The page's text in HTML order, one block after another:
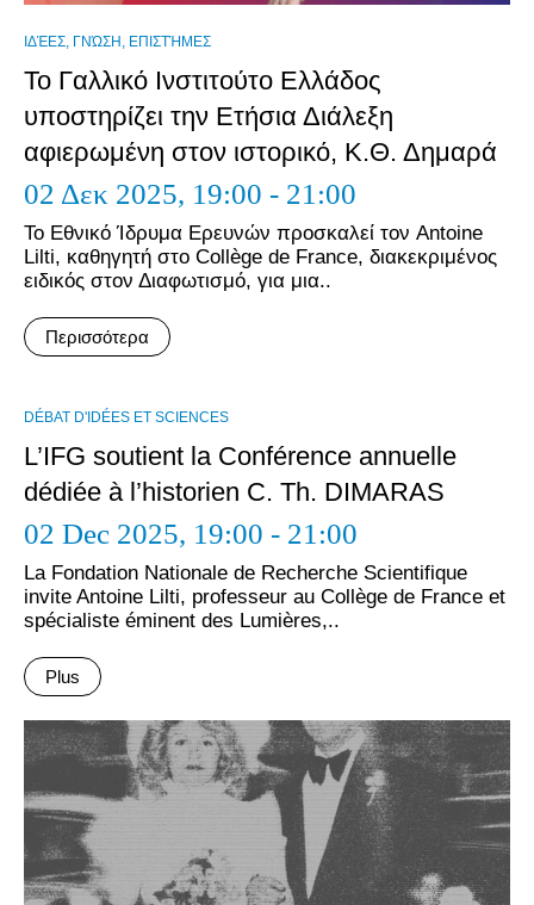
ΙΔΈΕΣ, ΓΝΏΣΗ, ΕΠΙΣΤΉΜΕΣ
Το Γαλλικό Ινστιτούτο Ελλάδος
υποστηρίζει την Ετήσια Διάλεξη
αφιερωμένη στον ιστορικό, Κ.Θ. Δημαρά
02 Δεκ 2025, 19:00 - 21:00
Το Εθνικό Ίδρυμα Ερευνών προσκαλεί τον Antoine
Lilti, καθηγητή στο Collège de France, διακεκριμένος
ειδικός στον Διαφωτισμό, για μια..
Περισσότερα
DÉBAT D'IDÉES ET SCIENCES
L’IFG soutient la Conférence annuelle
dédiée à l’historien C. Th. DIMARAS
02 Dec 2025, 19:00 - 21:00
La Fondation Nationale de Recherche Scientifique
invite Antoine Lilti, professeur au Collège de France et
spécialiste éminent des Lumières,..
Plus